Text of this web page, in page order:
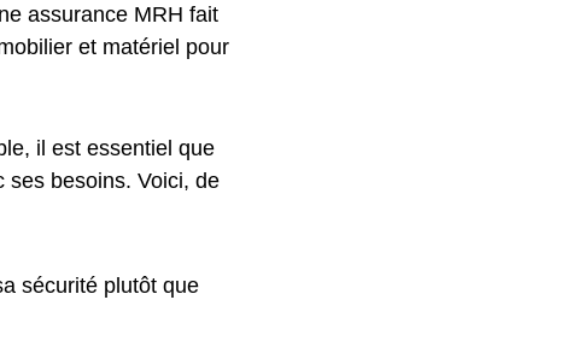
assurance MRH fait
et matériel pour
il est essentiel que
ses besoins. Voici, de
sécurité plutôt que